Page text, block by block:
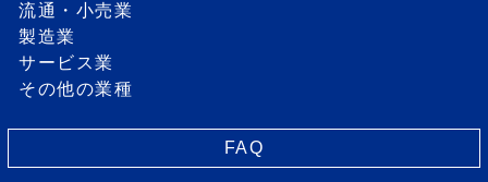
流通・小売業
製造業
サービス業
その他の業種
FAQ